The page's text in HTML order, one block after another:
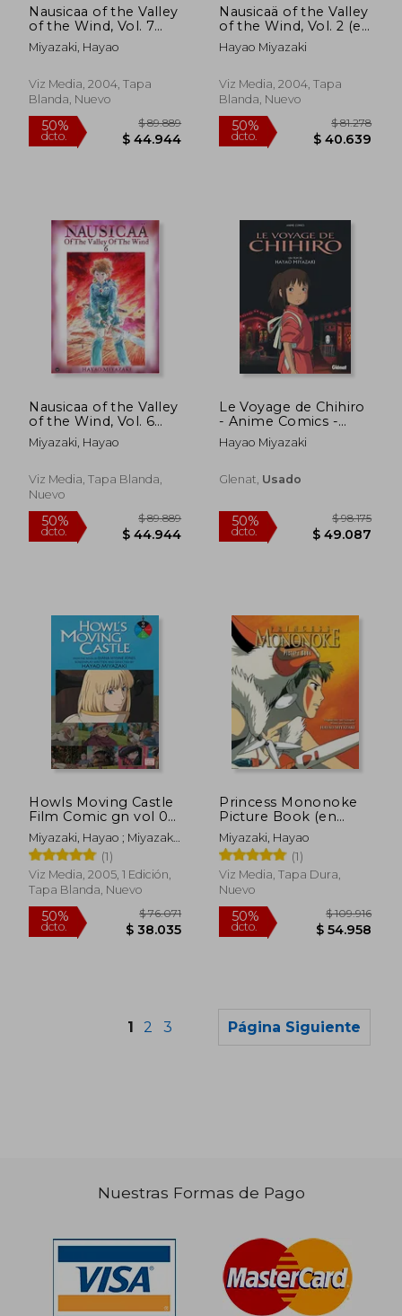
50%
dcto. $ 58.298
50%
dcto.
50% $ 81.278 50%
Nausicaa of the Valley
of the Wind, Vol. 7
(Nausicaä of the
Valley of the Wind)
Miyazaki, Hayao
Viz Media, 2004, Tapa
Blanda, Nuevo
Nausicaä of the Valley
of the Wind, Vol. 2 (en
Inglés)
Hayao Miyazaki
Viz Media, 2004, Tapa
Blanda, Nuevo
Nausicaa of the Valley
of the Wind, Vol. 6
(Nausicaä of the
Valley of the Wind)
Miyazaki, Hayao
Viz Media, Tapa Blanda,
Nuevo
Le Voyage de Chihiro
- Anime Comics -
Studio Ghibli (en
Francés)
Hayao Miyazaki
Glenat, Usado
Howls Moving Castle
Film Comic gn vol 02
(Howl’S Moving
Castle Film Comics)
(en Inglés)
Miyazaki, Hayao ; Miyazaki,
Hayao
(1)
Viz Media, 2005, 1 Edición,
Tapa Blanda, Nuevo
Princess Mononoke
Picture Book (en
Inglés)
Miyazaki, Hayao
(1)
Viz Media, Tapa Dura,
Nuevo
1 2 3 Página Siguiente
Nuestras Formas de Pago